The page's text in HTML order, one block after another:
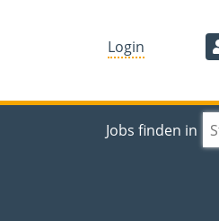
Login
Jobs finden in